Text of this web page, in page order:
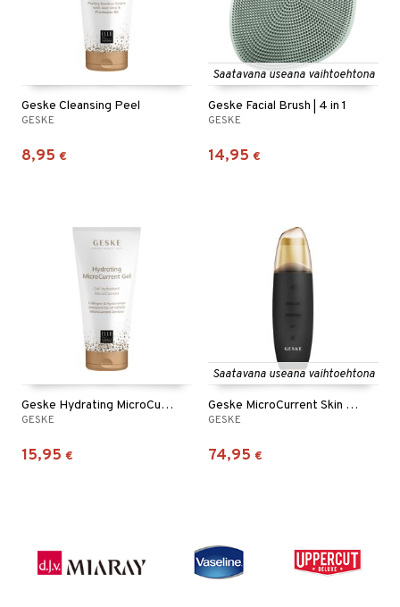
Geske Cleansing Peel
GESKE
8,95 €
Saatavana useana vaihtoehtona
Geske Facial Brush | 4 in 1
GESKE
14,95 €
Geske Hydrating MicroCurrent Gel
GESKE
15,95 €
Saatavana useana vaihtoehtona
Geske MicroCurrent Skin Scrubber | 9 in 1
GESKE
74,95 €